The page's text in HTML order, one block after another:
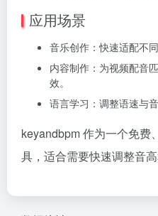
应用场景
音乐创作：快速适配不
内容制作：为视频配音
效。
语言学习：调整语速与
keyandbpm 作为一个免费
具，适合需要快速调整音高